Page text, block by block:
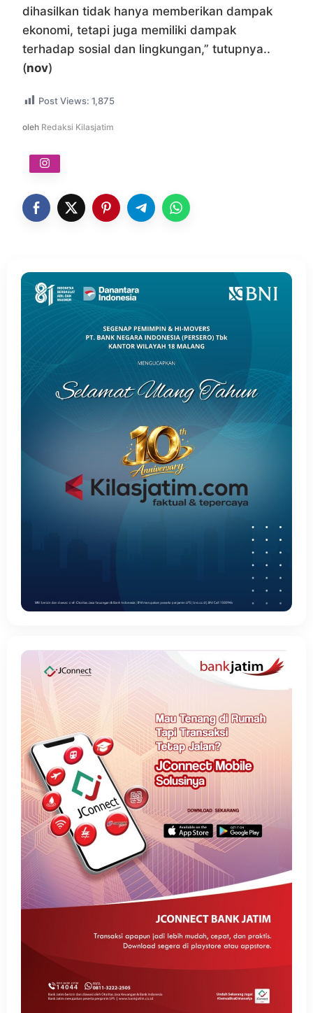
dihasilkan tidak hanya memberikan dampak
ekonomi, tetapi juga memiliki dampak
terhadap sosial dan lingkungan,” tutupnya..
(nov)
Post Views: 1,875
oleh Redaksi Kilasjatim